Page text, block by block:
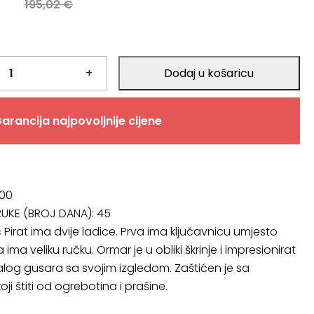
195,02€
+ Dodaj u košaricu
najpovoljnije cijene
(BROJ DANA): 45
ima dvije ladice. Prva ima ključavnicu umjesto
veliku ručku. Ormar je u obliki škrinje i impresionirat
gusara sa svojim izgledom. Zaštićen je sa
štiti od ogrebotina i prašine.